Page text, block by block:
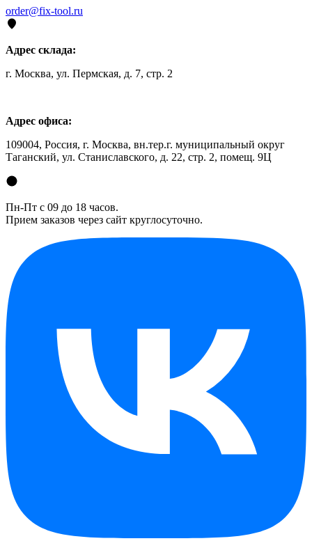
order@fix-tool.ru
Адрес склада:
г. Москва, ул. Пермская, д. 7, стр. 2
Адрес офиса:
109004, Россия, г. Москва, вн.тер.г. муниципальный округ
Таганский, ул. Станиславского, д. 22, стр. 2, помещ. 9Ц
Пн-Пт с 09 до 18 часов.
Прием заказов через сайт круглосуточно.